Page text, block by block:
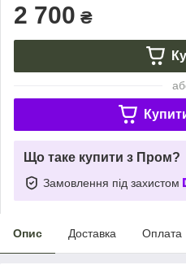
2 700 ₴
Що таке купити з Пром?
Замовлення під захистом
Опис Доставка Оплата